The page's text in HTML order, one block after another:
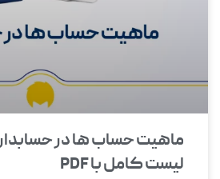
ماهیت حساب ‌ها در
لیست کامل با PDF